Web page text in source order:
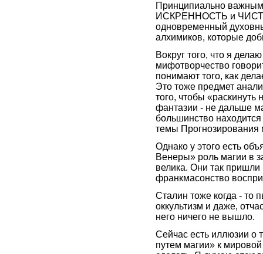
Принципиально
ИСКРЕННОСТЬ и
одновременный
алхимиков, которые
Вокруг того, что я
мифотворчество
понимают того, как
Это тоже предмет
того, чтобы «раскинуть
фантазии - не дальше
большинство
темы
Однако у этого есть
Венеры» роль магии в
велика. Они так пришли
франкмасонство
Сталин тоже когда - то
оккультизм и даже,
него ничего не вышло.
Сейчас есть иллюзии о
путем магии» к